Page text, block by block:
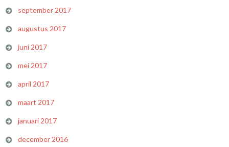
september 2017
augustus 2017
juni 2017
mei 2017
april 2017
maart 2017
januari 2017
december 2016